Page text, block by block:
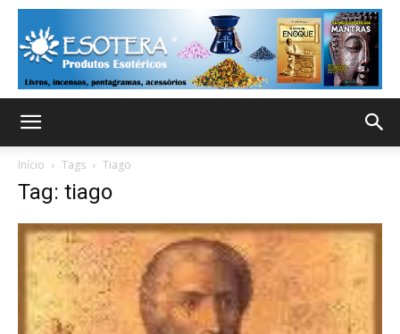
Início Tags Tiago
Tag: tiago